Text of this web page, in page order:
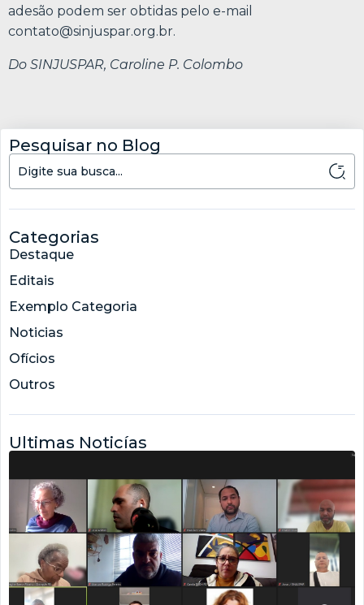
adesão podem ser obtidas pelo e-mail
contato@sinjuspar.org.br.
Do SINJUSPAR, Caroline P. Colombo
Pesquisar no Blog
Categorias
Destaque
Editais
Exemplo Categoria
Noticias
Ofícios
Outros
Ultimas Noticías